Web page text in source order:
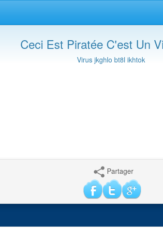
Ceci Est Piratée C'est Un
Virus jkghlo bt8l ikhtok
Partager